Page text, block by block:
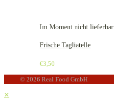
Im Moment nicht lieferbar
Frische Tagliatelle
€3,50
© 2026 Real Food GmbH
✕